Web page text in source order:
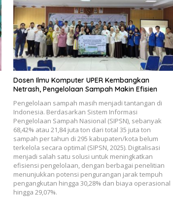
Dosen Ilmu Komputer UPER Kembangkan
Netrash, Pengelolaan Sampah Makin Efisien
Pengelolaan sampah masih menjadi tantangan di
Indonesia. Berdasarkan Sistem Informasi
Pengelolaan Sampah Nasional (SIPSN), sebanyak
68,42% atau 21,84 juta ton dari total 35 juta ton
sampah per tahun di 295 kabupaten/kota belum
terkelola secara optimal (SIPSN, 2025). Digitalisasi
menjadi salah satu solusi untuk meningkatkan
efisiensi pengelolaan, dengan berbagai penelitian
menunjukkan potensi pengurangan jarak tempuh
pengangkutan hingga 30,28% dan biaya operasional
hingga 29,07%.